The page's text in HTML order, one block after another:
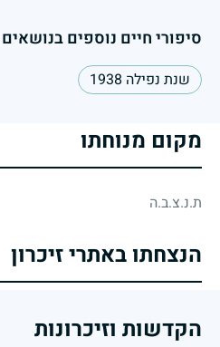
סיפורי חיים נוספים
שנת נפילה 1938
מקום מנוחתו
ת.נ.צ.ב.ה
הנצחתו באתרי זיכרון
הקדשות וזיכרונות